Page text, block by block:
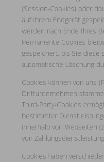
(Session-Cookies) oder
auf Ihrem Endgerät
werden nach Ende Ihres
Permanente Cookies
gespeichert, bis Sie diese
automatische Löschung
Cookies können von uns
Drittunternehmen
Third-Party-Cookies
bestimmter
innerhalb von Webseiten
von
Cookies haben